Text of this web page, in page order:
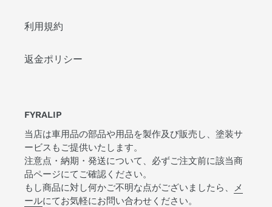
利用規約
返金ポリシー
FYRALIP
当店は車用品の部品や用品を製作及び販売し、塗装サ
ービスもご提供いたします。
注意点・納期・発送について、必ずご注文前に該当商
品ページにてご確認ください。
もし商品に対し何かご不明な点がございましたら、
メ
ールにてお気軽にお問い合わせください。